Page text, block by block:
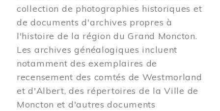
collection de photographies historiques et
de documents d'archives propres à
l'histoire de la région du Grand Moncton.
Les archives généalogiques incluent
notamment des exemplaires de
recensement des comtés de Westmorland
et d'Albert, des répertoires de la Ville de
Moncton et d'autres documents